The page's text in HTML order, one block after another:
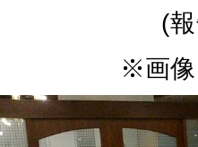
(
※画像